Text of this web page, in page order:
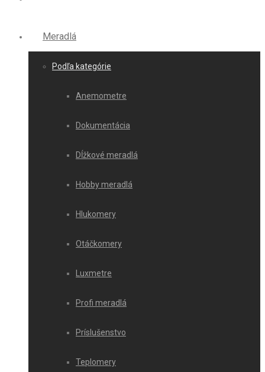
Meradlá
Podľa kategórie
Anemometre
Dokumentácia
Dĺžkové meradlá
Hobby meradlá
Hlukomery
Otáčkomery
Luxmetre
Profi meradlá
Príslušenstvo
Teplomery